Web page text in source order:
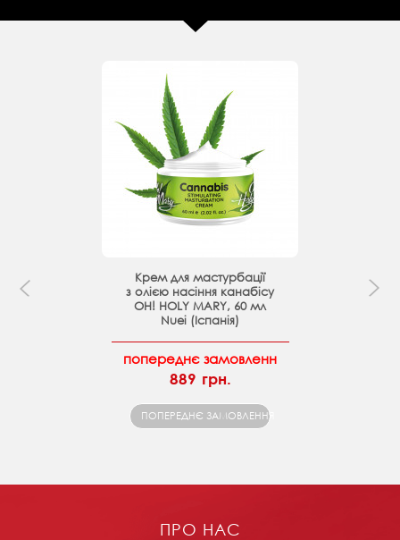
Крем для мастурбації
з олією насіння канабісу
OH! HOLY MARY, 60 мл
Nuei (Іспанія)
попереднє замовленн
889 грн.
ПОПЕРЕДНЄ ЗАМОВЛЕННЯ
ПРО НАС